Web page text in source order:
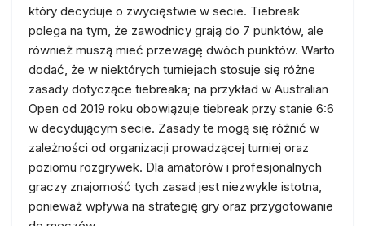
który decyduje o zwycięstwie w secie. Tiebreak
polega na tym, że zawodnicy grają do 7 punktów, ale
również muszą mieć przewagę dwóch punktów. Warto
dodać, że w niektórych turniejach stosuje się różne
zasady dotyczące tiebreaka; na przykład w Australian
Open od 2019 roku obowiązuje tiebreak przy stanie 6:6
w decydującym secie. Zasady te mogą się różnić w
zależności od organizacji prowadzącej turniej oraz
poziomu rozgrywek. Dla amatorów i profesjonalnych
graczy znajomość tych zasad jest niezwykle istotna,
ponieważ wpływa na strategię gry oraz przygotowanie